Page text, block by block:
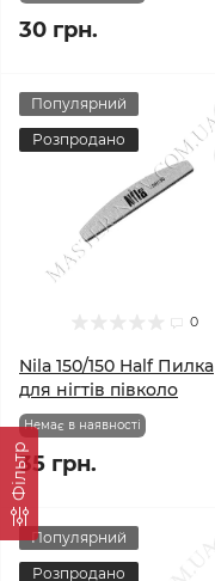
Фільтр
30 грн.
Популярний
Розпродано
0
Nila 150/150 Half Пилка
для нігтів півколо
Немає в наявності
35 грн.
Популярний
Розпродано